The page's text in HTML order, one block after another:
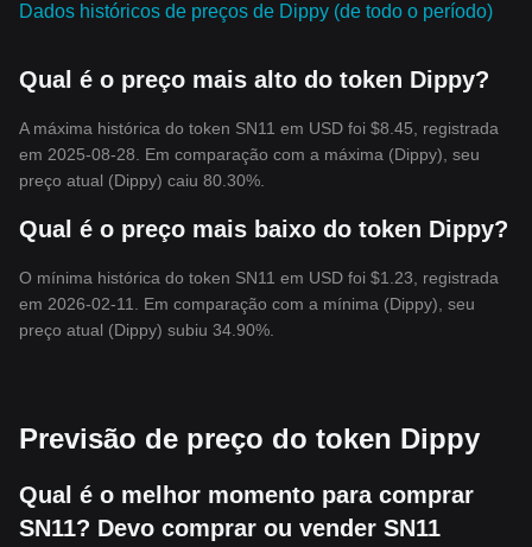
Dados históricos de preços de Dippy (de todo o período)
Qual é o preço mais alto do token Dippy?
A máxima histórica do token SN11 em USD foi $8.45, registrada
em 2025-08-28. Em comparação com a máxima (Dippy), seu
preço atual (Dippy) caiu 80.30%.
Qual é o preço mais baixo do token Dippy?
O mínima histórica do token SN11 em USD foi $1.23, registrada
em 2026-02-11. Em comparação com a mínima (Dippy), seu
preço atual (Dippy) subiu 34.90%.
Previsão de preço do token Dippy
Qual é o melhor momento para comprar
SN11? Devo comprar ou vender SN11